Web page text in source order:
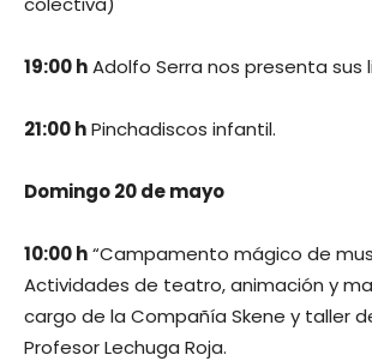
19:00 hAdolfo Serra nos presenta sus
21:00 hPinchadiscos infantil.
Domingo 20 de mayo
10:00 h“Campamento mágico de
Actividades de teatro, animación y
cargo de la Compañía Skene y taller
Profesor Lechuga Roja.